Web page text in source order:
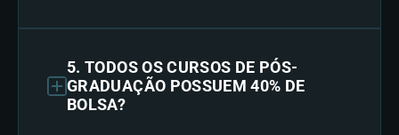
5. TODOS OS CURSOS DE PÓS-
GRADUAÇÃO POSSUEM 40% DE
BOLSA?